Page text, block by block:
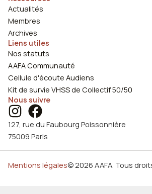
Actualités
Membres
Archives
Liens utiles
Nos statuts
AAFA Communauté
Cellule d'écoute Audiens
Kit de survie VHSS de Collectif 50/50
Nous suivre
127, rue du Faubourg Poissonnière
75009 Paris
© 2026 AAFA. Tous
Mentions légales